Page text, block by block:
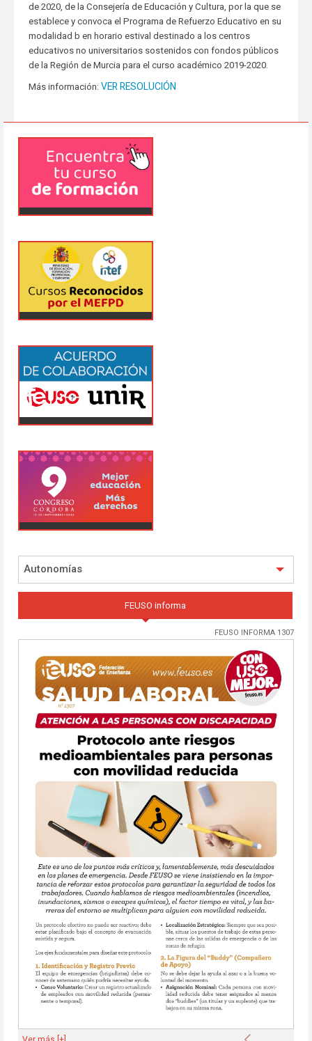
de 2020, de la Consejería de Educación y Cultura, por la que se
establece y convoca el Programa de Refuerzo Educativo en su
modalidad b en horario estival destinado a los centros
educativos no universitarios sostenidos con fondos públicos
de la Región de Murcia para el curso académico 2019-2020.
Más información: VER RESOLUCIÓN
Autonomías
FEUSO informa
FEUSO INFORMA 1307
Anterior